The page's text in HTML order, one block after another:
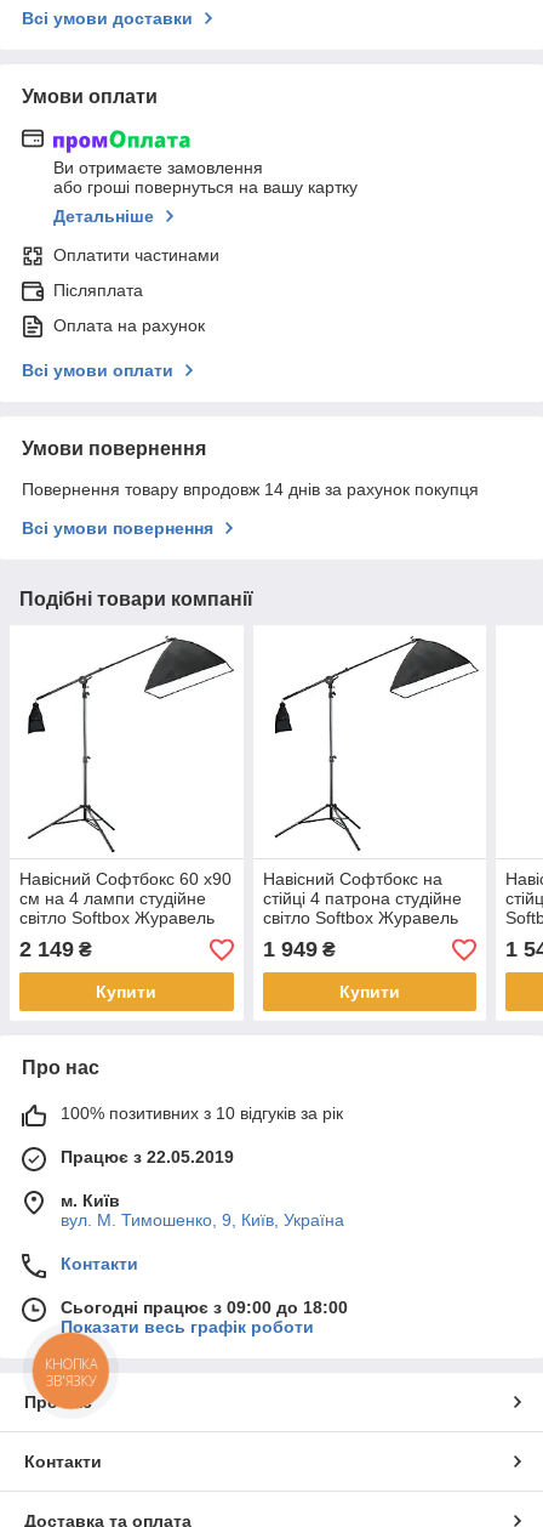
Всі умови доставки
Умови оплати
Ви отримаєте замовлення
або гроші повернуться на вашу картку
Детальніше
Оплатити частинами
Післяплата
Оплата на рахунок
Всі умови оплати
Умови повернення
Повернення товару впродовж 14 днів за рахунок покупця
Всі умови повернення
Подібні товари компанії
Навісний Софтбокс 60 х90
см на 4 лампи студійне
світло Softbox Журавель
2 149 ₴
Купити
Навісний Софтбокс на
стійці 4 патрона студійне
світло Softbox Журавель
1 949₴
Купити
1
Про нас
100% позитивних з 10 відгуків за рік
Працює з 22.05.2019
м. Київ
вул. М. Тимошенко, 9, Київ, Україна
Контакти
Сьогодні працює з 09:00 до 18:00
Показати весь графік роботи
Про нас
Контакти
Доставка та оплата
КНОПКА
ЗВ'ЯЗКУ